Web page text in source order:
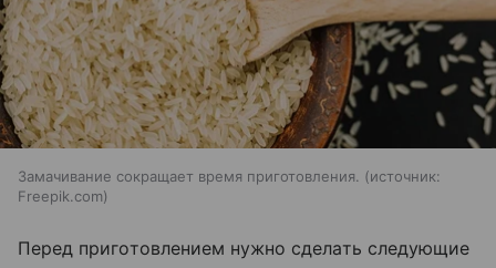
Замачивание сокращает время приготовления.
источник:
Freepik.com
Перед приготовлением нужно сделать следующие